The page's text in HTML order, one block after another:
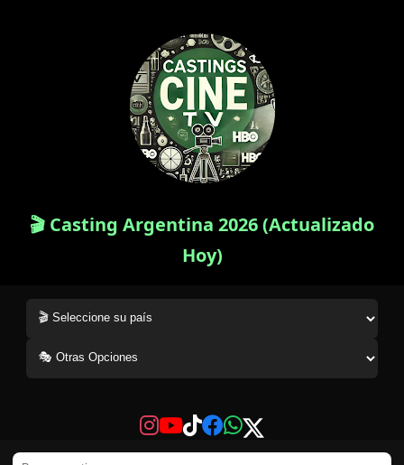
🎬 Casting Argentina 2026 (Actualizado
Hoy)